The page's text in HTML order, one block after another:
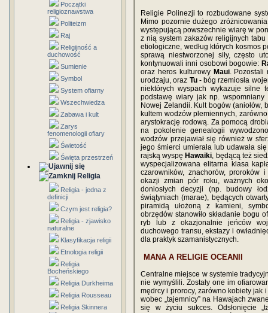
Początki
religioznawstwa
Politeizm
Raj
Religijność a
duchowość
Sumienie
Symbol
System ofiarny
Wszechwiedza
Zabawa i kult
Zarys
fenomenologii ofiary
Świetość
Święta przestrzeń
Religia
Religia - jedna z
definicji
Czym jest religia?
Religia - zjawisko
naturalne
Klasyfikacja religii
Etnologia religii
Religia
Bocheńskiego
Religia Durkheima
Religia Rousseau
Religia Skinnera
Religie Polinezji to rozbudowane
Mimo pozornie dużego
występującą powszechnie wiarę w
z nią system zakazów religijnych tabu
etiologiczne, według których kosmos
sprawą niestworzonej siły, często
kontynuowali inni osobowi bogowie:
oraz heros kulturowy Maui. Pozostali
urodzaju, oraz Tu- bóg rzemiosła
niektórych wyspach wykazuje silne
podstawę wiary jak np. wspomniany
Nowej Zelandii. Kult bogów (aniołów,
kultem wodzów plemiennych,
arystokrację rodową. Za pomocą
na pokolenie genealogii
wodzów przejawiał się również w
jego śmierci umierała lub udawała
rajską wyspę Hawaiki, będącą też
wyspecjalizowana elitarna klasa
czarowników, znachorów, proroków
okazji zmian pór roku, ważnych
doniosłych decyzji (np. budowy
świątyniach (marae), będących
piramidą ułożoną z kamieni,
obrzędów stanowiło składanie bogu
ryb lub z okazjonalnie jeńców
duchowego transu, ekstazy i
dla praktyk szamanistycznych.
MANA A RELIGIE OCEANII
Centralne miejsce w systemie
nie wymyślili. Zostały one im
mędrcy i prorocy, zarówno kobiety jak
wobec „tajemnicy” na Hawajach
się w życiu sukces. Odsłonięcie